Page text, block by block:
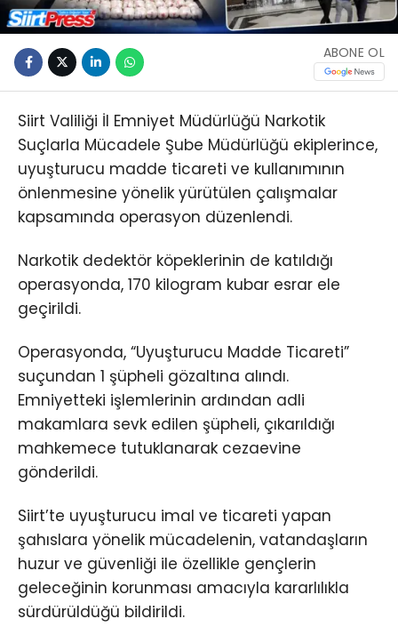
ABONE OL
Siirt Valiliği İl Emniyet Müdürlüğü Narkotik
Suçlarla Mücadele Şube Müdürlüğü ekiplerince,
uyuşturucu madde ticareti ve kullanımının
önlenmesine yönelik yürütülen çalışmalar
kapsamında operasyon düzenlendi.
Narkotik dedektör köpeklerinin de katıldığı
operasyonda, 170 kilogram kubar esrar ele
geçirildi.
Operasyonda, “Uyuşturucu Madde Ticareti”
suçundan 1 şüpheli gözaltına alındı.
Emniyetteki işlemlerinin ardından adli
makamlara sevk edilen şüpheli, çıkarıldığı
mahkemece tutuklanarak cezaevine
gönderildi.
Siirt’te uyuşturucu imal ve ticareti yapan
şahıslara yönelik mücadelenin, vatandaşların
huzur ve güvenliği ile özellikle gençlerin
geleceğinin korunması amacıyla kararlılıkla
sürdürüldüğü bildirildi.